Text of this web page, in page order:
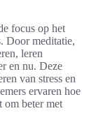
focus op het
Door meditatie,
leren
en nu. Deze
van stress en
ervaren hoe
om beter met